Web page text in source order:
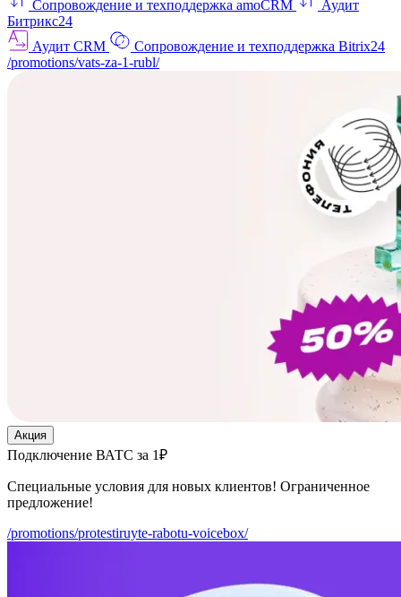
Сопровождение и техподдержка amoCRM
Аудит
Битрикс24
Аудит CRM
Сопровождение и техподдержка Bitrix24
/promotions/vats-za-1-rubl/
Акция
Подключение ВАТС за 1₽
Специальные условия для новых клиентов! Ограниченное
предложение!
/promotions/protestiruyte-rabotu-voicebox/